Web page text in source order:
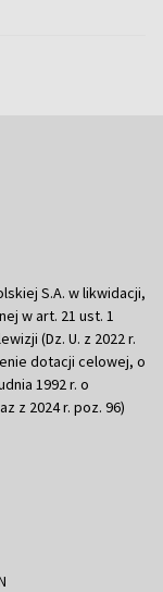
S.A. w likwidacji,
w art. 21 ust. 1
(Dz. U. z 2022 r.
dotacji celowej, o
1992 r. o
z 2024 r. poz. 96)